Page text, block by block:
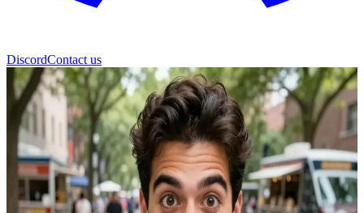
DiscordContact us